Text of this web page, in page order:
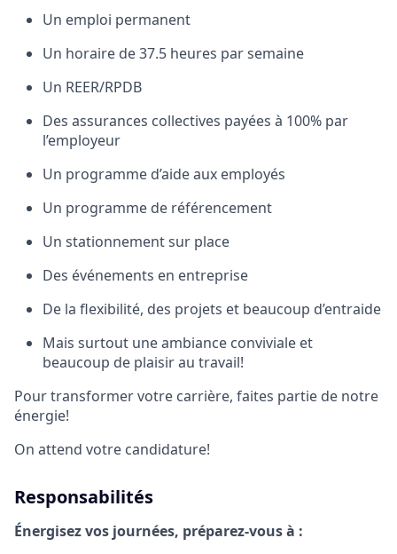
Un emploi permanent
Un horaire de 37.5 heures par semaine
Un REER/RPDB
Des assurances collectives payées à 100% par
l’employeur
Un programme d’aide aux employés
Un programme de référencement
Un stationnement sur place
Des événements en entreprise
De la flexibilité, des projets et beaucoup d’entraide
Mais surtout une ambiance conviviale et
beaucoup de plaisir au travail!
Pour transformer votre carrière, faites partie de notre
énergie!
On attend votre candidature!
Responsabilités
Énergisez vos journées, préparez-vous à :